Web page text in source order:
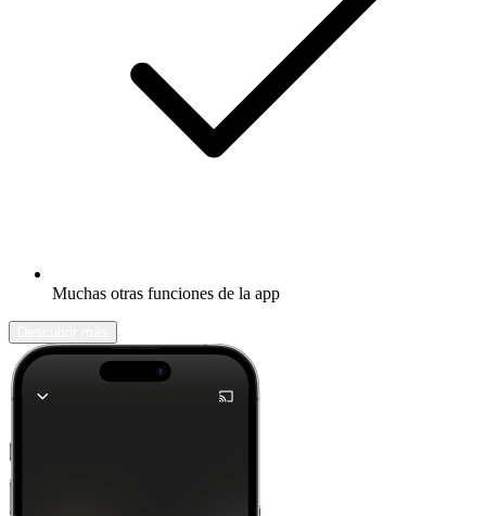
Muchas otras funciones de la app